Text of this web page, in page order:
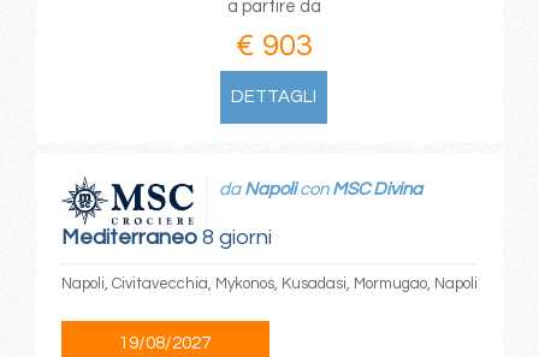
a partire da
€ 903
DETTAGLI
Mediterraneo8 giorni
da Napolicon MSC Divina
Napoli, Civitavecchia, Mykonos, Kusadasi, Mormugao, Napoli
19/08/2027